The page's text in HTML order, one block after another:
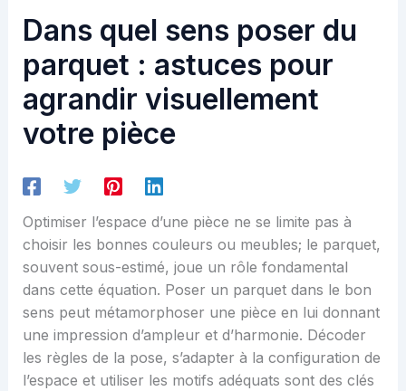
Dans quel sens poser du
parquet : astuces pour
agrandir visuellement
votre pièce
Optimiser l’espace d’une pièce ne se limite pas à
choisir les bonnes couleurs ou meubles; le parquet,
souvent sous-estimé, joue un rôle fondamental
dans cette équation. Poser un parquet dans le bon
sens peut métamorphoser une pièce en lui donnant
une impression d’ampleur et d’harmonie. Décoder
les règles de la pose, s’adapter à la configuration de
l’espace et utiliser les motifs adéquats sont des clés